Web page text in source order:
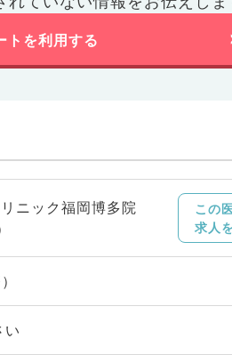
トを利用する
ニック福岡博多院
この
求人
い